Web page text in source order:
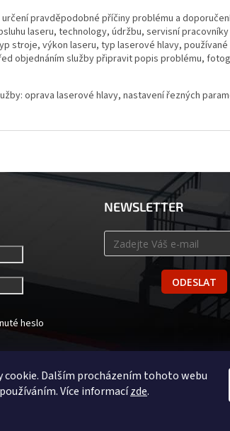
cookie. Dalším procházením tohoto webu
Více informacízde.
určení pravděpodobné příčiny problému a
laseru, technology, údržbu, servisní
stroje, výkon laseru, typ laserové hlavy,
objednáním služby připravit popis problému,
oprava laserové hlavy, nastavení řezných
heslo
NEWSLETTER
ODESLAT